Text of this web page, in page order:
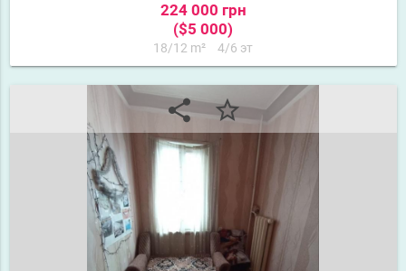
224 000 грн
($5 000)
18/12 m² 4/6 эт
share star_border